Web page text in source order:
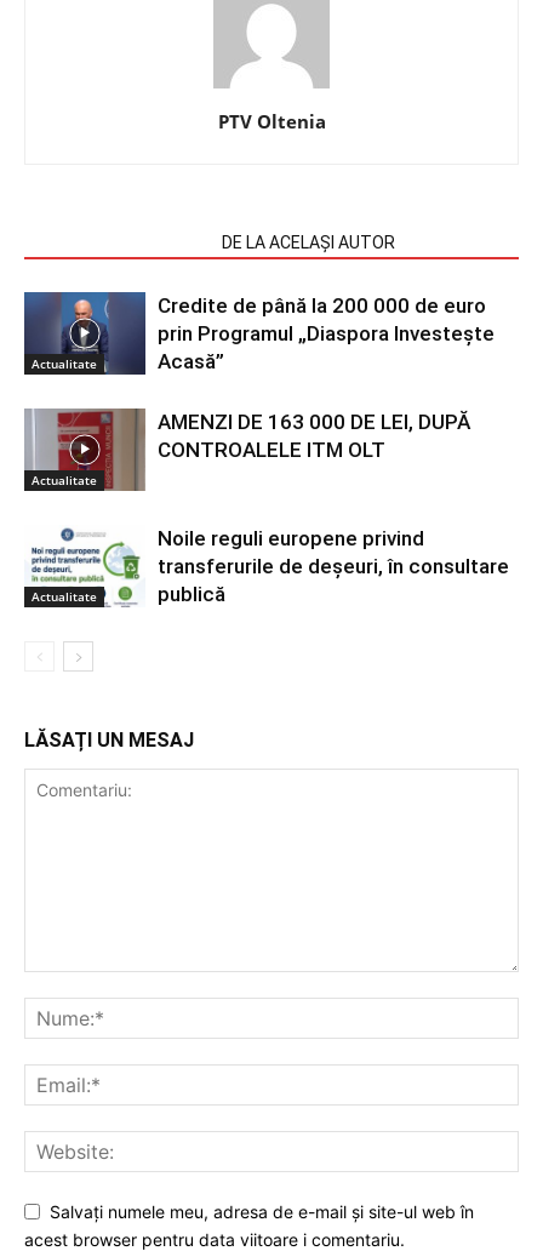
PTV Oltenia
DE LA ACELAȘI AUTOR
Actualitate
Credite de până la 200 000 de euro
prin Programul „Diaspora Investește
Acasă”
Actualitate
AMENZI DE 163 000 DE LEI, DUPĂ
CONTROALELE ITM OLT
Actualitate
Noile reguli europene privind
transferurile de deșeuri, în consultare
publică
LĂSAȚI UN MESAJ
Salvați numele meu, adresa de e-mail și site-ul web în
acest browser pentru data viitoare i comentariu.